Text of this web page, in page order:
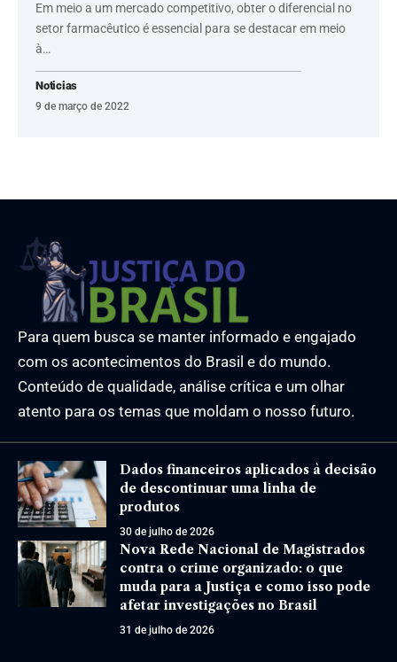
Em meio a um mercado competitivo, obter o diferencial no
setor farmacêutico é essencial para se destacar em meio
à…
Noticias
9 de março de 2022
Para quem busca se manter informado e engajado
com os acontecimentos do Brasil e do mundo.
Conteúdo de qualidade, análise crítica e um olhar
atento para os temas que moldam o nosso futuro.
Dados financeiros aplicados à decisão
de descontinuar uma linha de
produtos
30 de julho de 2026
Nova Rede Nacional de Magistrados
contra o crime organizado: o que
muda para a Justiça e como isso pode
afetar investigações no Brasil
31 de julho de 2026